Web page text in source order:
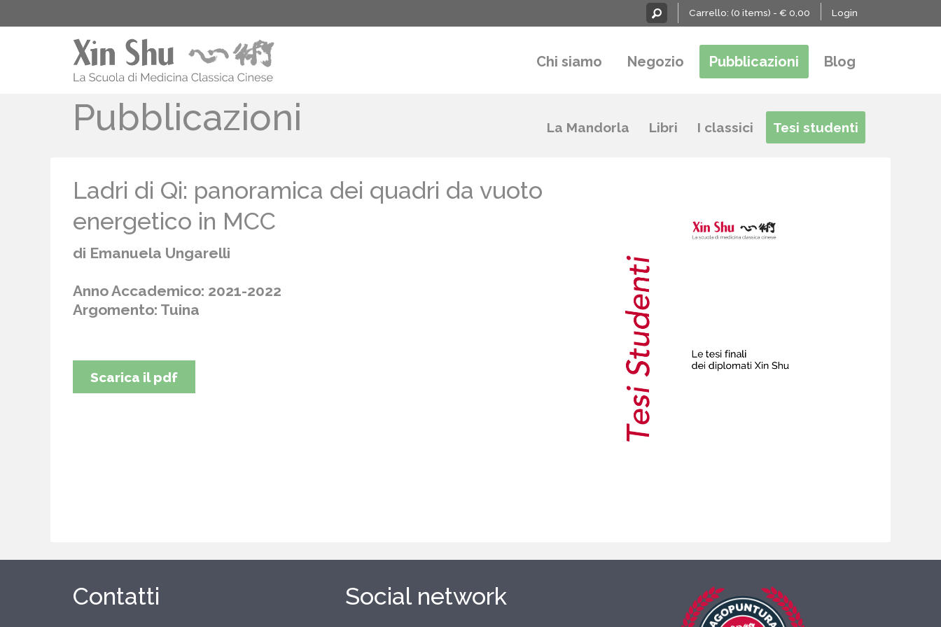
Carrello: (0 items) - € 0,00 Login
Chi siamo Negozio Pubblicazioni Blog
Pubblicazioni La Mandorla Libri I classici Tesi studenti
Ladri di Qi: panoramica dei quadri da vuoto
energetico in MCC
di Emanuela Ungarelli
Anno Accademico: 2021-2022
Argomento: Tuina
Scarica il pdf
Contatti Social network